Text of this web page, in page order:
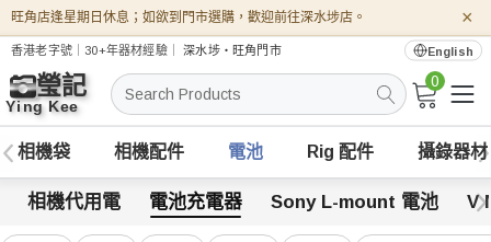
旺角店逢星期日休息；如欲到門市選購，歡迎前往深水埗店。 ×
香港老字號｜30+年器材經驗｜深水埗・旺角門市 English
搜
索
0
相機袋 相機配件 電池 Rig 配件 攝錄器材
相機代用電 電池充電器 Sony L-mount 電池 V